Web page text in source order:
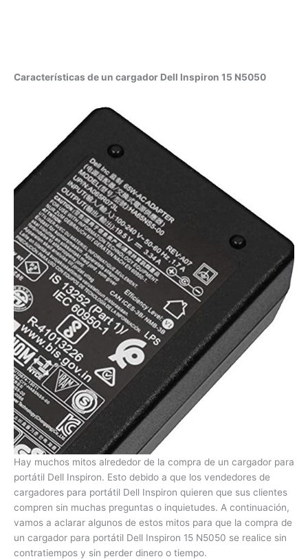
Características de un cargador Dell Inspiron 15 N5050
Hay muchos mitos alrededor de la compra de un cargador
para portátil Dell Inspiron. Esto debido a que los vendedores
de cargadores para portátil Dell Inspiron quieren que sus
clientes compren sin muchas preguntas o inquietudes. A
continuación, vamos a aclarar algunos de estos mitos para
que la compra de un cargador para portátil Dell Inspiron 15
N5050 se realice sin contratiempos y sin perder dinero o
tiempo.